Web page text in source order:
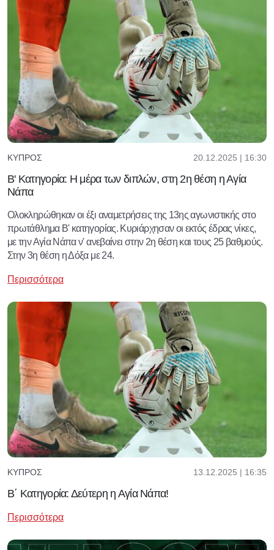
ΚΎΠΡΟΣ 20.12.2025 | 16:30
Β' Κατηγορία: Η μέρα των διπλών, στη 2η θέση η Αγία
Νάπα
Ολοκληρώθηκαν οι έξι αναμετρήσεις της 13ης αγωνιστικής στο
πρωτάθλημα Β' κατηγορίας. Κυριάρχησαν οι εκτός έδρας νίκες,
με την Αγία Νάπα ν' ανεβαίνει στην 2η θέση και τους 25 βαθμούς.
Στην 3η θέση η Δόξα με 24.
Περισσότερα
ΚΎΠΡΟΣ 13.12.2025 | 16:35
Β΄ Κατηγορία: Δεύτερη η Αγία Νάπα!
Περισσότερα